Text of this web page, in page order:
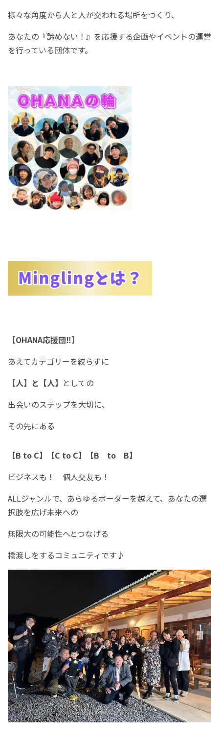
様々な角度から人と人が交われる場所をつくり、
あなたの『諦めない！』を応援する企画やイベントの運営
を行っている団体です。
【OHANA応援団‼︎】
あえてカテゴリーを絞らずに
【人】と【人】 としての
出会いのステップを大切に、
その先にある
【B to C】【C to C】【B to B】
ビジネスも！ 個人交友も！
ALLジャンルで、あらゆるボーダーを越えて、あなたの選
択肢を広げ未来への
無限大の可能性へとつなげる
橋渡しをするコミュニティです♪